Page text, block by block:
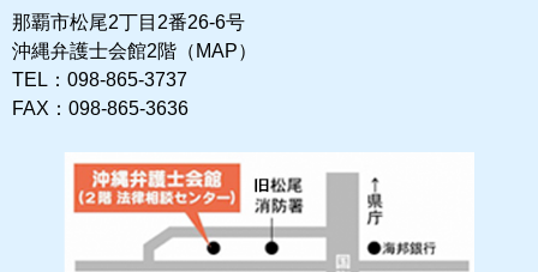
那覇市松尾2丁目2番26-6号
沖縄弁護士会館2階（MAP）
TEL：098-865-3737
FAX：098-865-3636